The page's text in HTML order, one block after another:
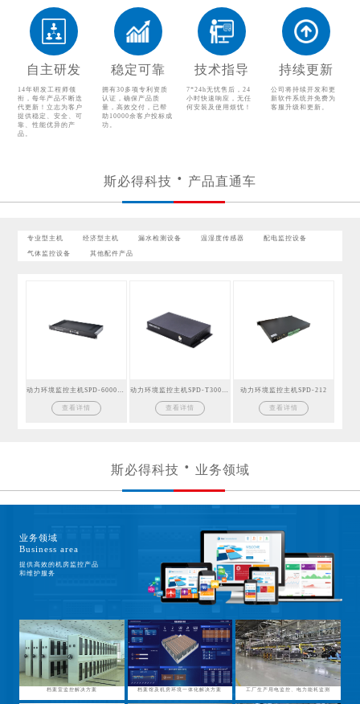
气体监控设备
其他配件产品
自主研发
14年研发工程师领
衔，每年产品不断迭
代更新！立志为客户
提供稳定、安全、可
靠、性能优异的产
品。
稳定可靠
拥有30多项专利资质
认证，确保产品质
量，高效交付，已帮
助10000余客户投标成
功。
技术指导
7*24h无忧售后，24
小时快速响应，无任
何安装及使用烦忧！
持续更新
公司将持续开发和更
新软件系统并免费为
客服升级和更新。
斯必得科技 产品直通车
专业型主机 经济型主机 漏水检测设备 温湿度传感器 配电监控设备
气体监控设备 其他配件产品
查看详情 查看详情
动力环境监控主机SPD-212
查看详情
斯必得科技 业务领域
业务领域
Business area
提供高效的机房监控产品
和维护服务
档案室监控解决方案 档案馆及机房环境一体化解决方案 工厂生产用电监控、电力能耗监测